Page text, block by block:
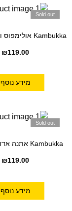
Sold out
Kambukka אולימפוס ורוד 500 מ”ל
₪119.00
מידע נוסף
Sold out
Kambukka אתנה אדום 300 מ”ל
₪119.00
מידע נוסף